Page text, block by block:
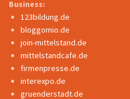
Business:
123bildung.de
bloggomio.de
join-mittelstand.de
mittelstandcafe.de
firmenpresse.de
interexpo.de
gruenderstadt.de